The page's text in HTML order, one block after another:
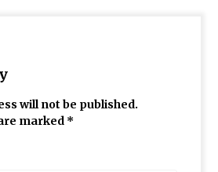
will not be published.
marked *